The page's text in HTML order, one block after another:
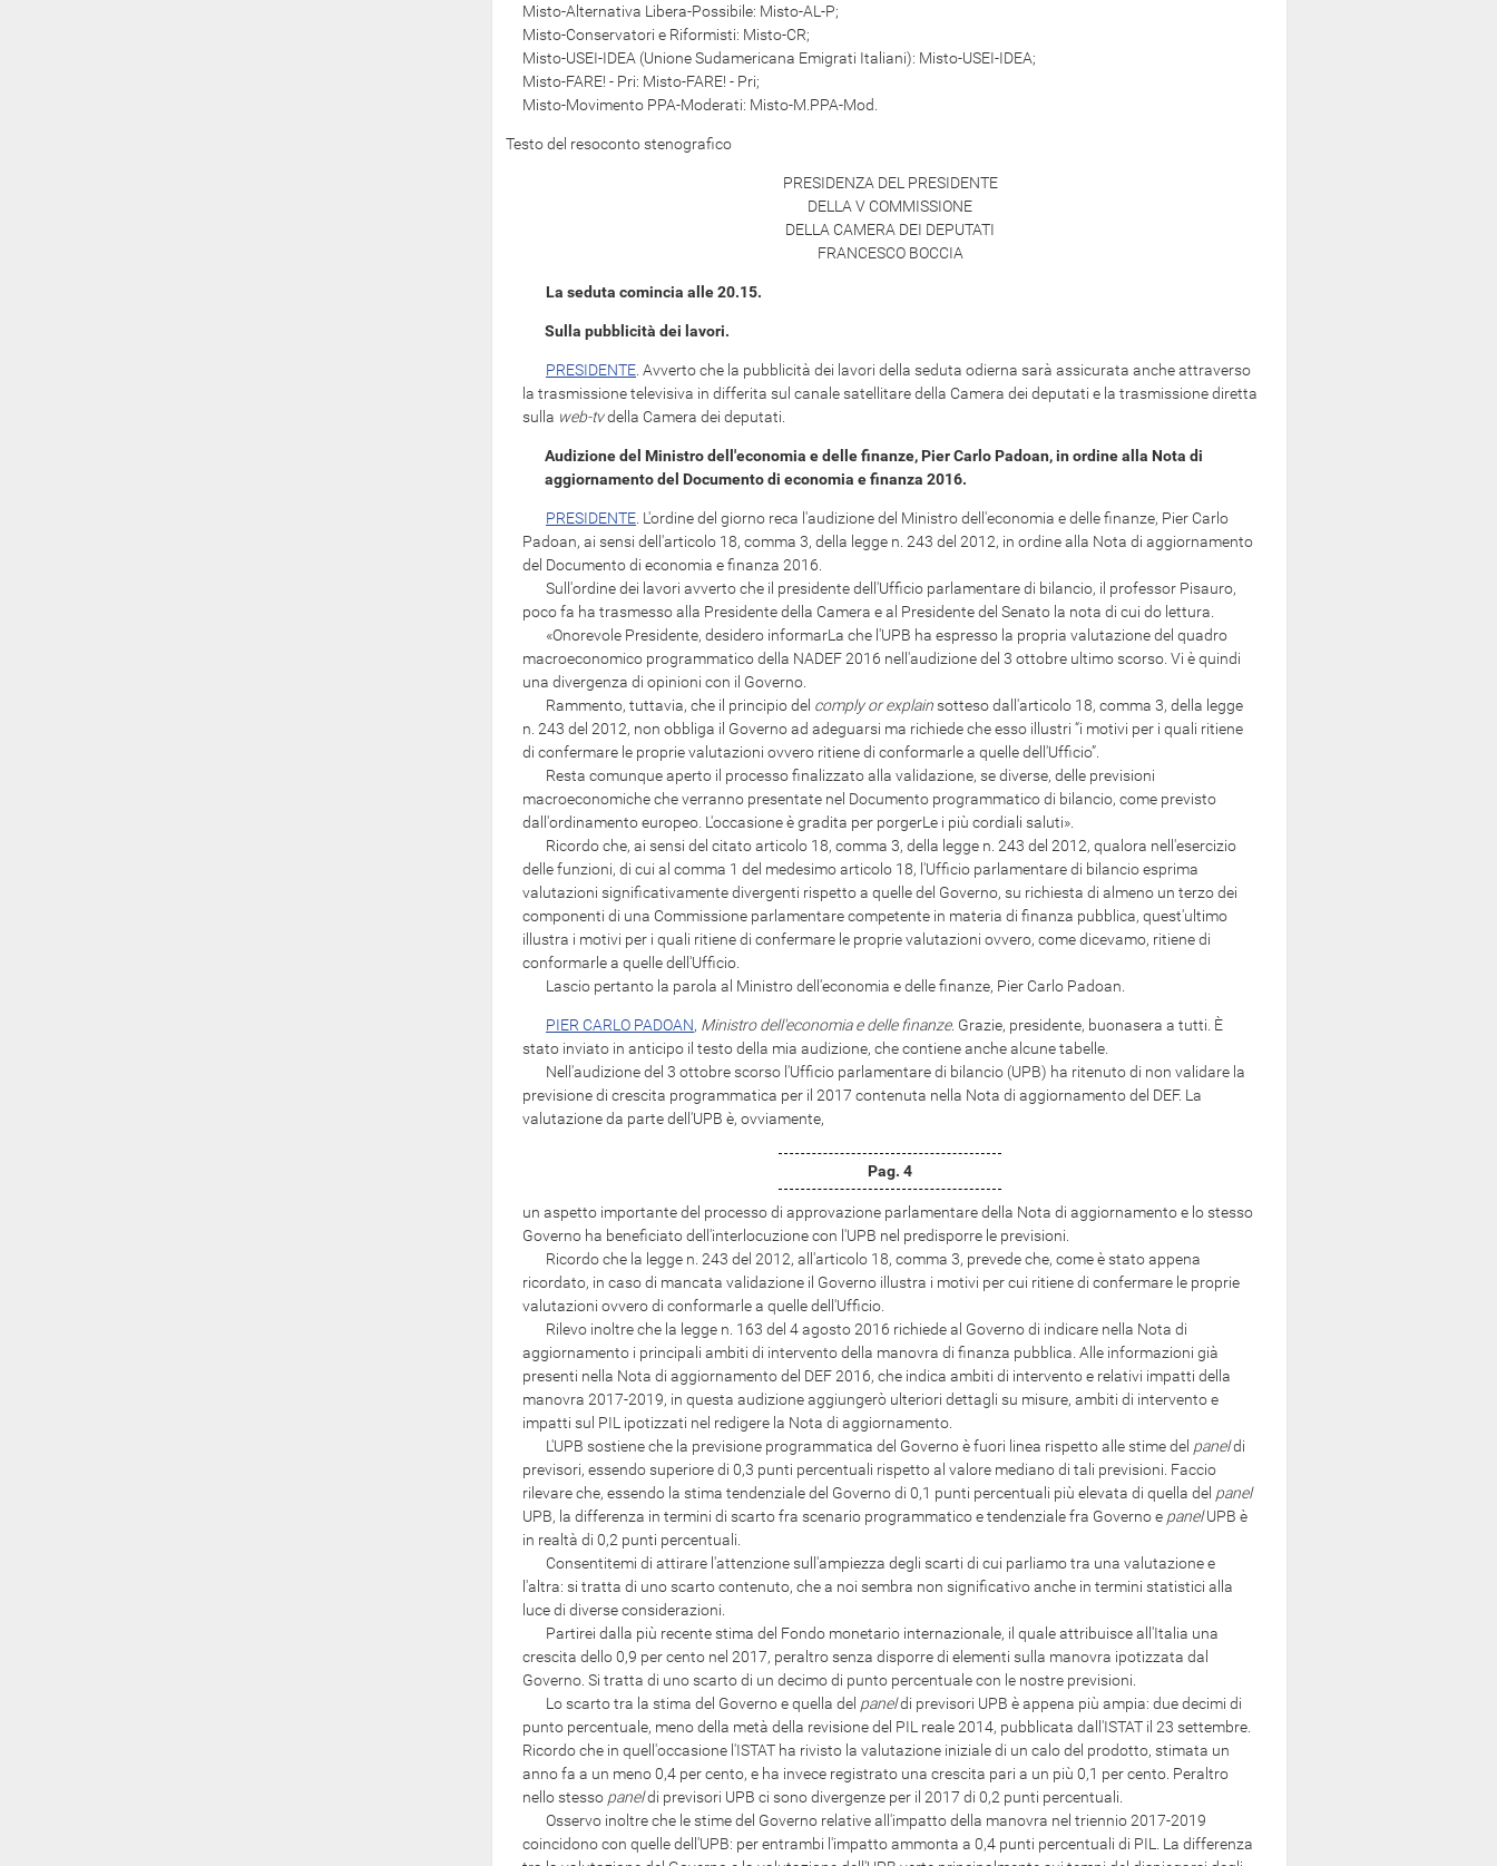
Misto-Alternativa Libera-Possibile: Misto-AL-P;
Misto-Conservatori e Riformisti: Misto-CR;
Misto-USEI-IDEA (Unione Sudamericana Emigrati Italiani): Misto-USEI-IDEA;
Misto-FARE! - Pri: Misto-FARE! - Pri;
Misto-Movimento PPA-Moderati: Misto-M.PPA-Mod.
Testo del resoconto stenografico
PRESIDENZA DEL PRESIDENTE
DELLA V COMMISSIONE
DELLA CAMERA DEI DEPUTATI
FRANCESCO BOCCIA
La seduta comincia alle 20.15.
Sulla pubblicità dei lavori.
PRESIDENTE . Avverto che la pubblicità dei lavori della seduta odierna sarà assicurata anche attraverso
la trasmissione televisiva in differita sul canale satellitare della Camera dei deputati e la trasmissione diretta
sulla web-tvdella Camera dei deputati.
Audizione del Ministro dell'economia e delle finanze, Pier Carlo Padoan, in ordine alla Nota di
aggiornamento del Documento di economia e finanza 2016.
PRESIDENTE . L'ordine del giorno reca l'audizione del Ministro dell'economia e delle finanze, Pier Carlo
Padoan, ai sensi dell'articolo 18, comma 3, della legge n. 243 del 2012, in ordine alla Nota di aggiornamento
del Documento di economia e finanza 2016.
Sull'ordine dei lavori avverto che il presidente dell'Ufficio parlamentare di bilancio, il professor Pisauro,
poco fa ha trasmesso alla Presidente della Camera e al Presidente del Senato la nota di cui do lettura.
«Onorevole Presidente, desidero informarLa che l'UPB ha espresso la propria valutazione del quadro
macroeconomico programmatico della NADEF 2016 nell'audizione del 3 ottobre ultimo scorso. Vi è quindi
una divergenza di opinioni con il Governo.
Rammento, tuttavia, che il principio del comply or explainsotteso dall'articolo 18, comma 3, della legge
n. 243 del 2012, non obbliga il Governo ad adeguarsi ma richiede che esso illustri “i motivi per i quali ritiene
di confermare le proprie valutazioni ovvero ritiene di conformarle a quelle dell'Ufficio”.
Resta comunque aperto il processo finalizzato alla validazione, se diverse, delle previsioni
macroeconomiche che verranno presentate nel Documento programmatico di bilancio, come previsto
dall'ordinamento europeo. L'occasione è gradita per porgerLe i più cordiali saluti».
Ricordo che, ai sensi del citato articolo 18, comma 3, della legge n. 243 del 2012, qualora nell'esercizio
delle funzioni, di cui al comma 1 del medesimo articolo 18, l'Ufficio parlamentare di bilancio esprima
valutazioni significativamente divergenti rispetto a quelle del Governo, su richiesta di almeno un terzo dei
componenti di una Commissione parlamentare competente in materia di finanza pubblica, quest'ultimo
illustra i motivi per i quali ritiene di confermare le proprie valutazioni ovvero, come dicevamo, ritiene di
conformarle a quelle dell'Ufficio.
Lascio pertanto la parola al Ministro dell'economia e delle finanze, Pier Carlo Padoan.
PIER CARLO PADOAN, Ministro dell'economia e delle finanze. Grazie, presidente, buonasera a tutti. È
stato inviato in anticipo il testo della mia audizione, che contiene anche alcune tabelle.
Nell'audizione del 3 ottobre scorso l'Ufficio parlamentare di bilancio (UPB) ha ritenuto di non validare la
previsione di crescita programmatica per il 2017 contenuta nella Nota di aggiornamento del DEF. La
valutazione da parte dell'UPB è, ovviamente,
Pag. 4
un aspetto importante del processo di approvazione parlamentare della Nota di aggiornamento e lo stesso
Governo ha beneficiato dell'interlocuzione con l'UPB nel predisporre le previsioni.
Ricordo che la legge n. 243 del 2012, all'articolo 18, comma 3, prevede che, come è stato appena
ricordato, in caso di mancata validazione il Governo illustra i motivi per cui ritiene di confermare le proprie
valutazioni ovvero di conformarle a quelle dell'Ufficio.
Rilevo inoltre che la legge n. 163 del 4 agosto 2016 richiede al Governo di indicare nella Nota di
aggiornamento i principali ambiti di intervento della manovra di finanza pubblica. Alle informazioni già
presenti nella Nota di aggiornamento del DEF 2016, che indica ambiti di intervento e relativi impatti della
manovra 2017-2019, in questa audizione aggiungerò ulteriori dettagli su misure, ambiti di intervento e
impatti sul PIL ipotizzati nel redigere la Nota di aggiornamento.
L'UPB sostiene che la previsione programmatica del Governo è fuori linea rispetto alle stime del paneldi
previsori, essendo superiore di 0,3 punti percentuali rispetto al valore mediano di tali previsioni. Faccio
rilevare che, essendo la stima tendenziale del Governo di 0,1 punti percentuali più elevata di quella del panel
UPB, la differenza in termini di scarto fra scenario programmatico e tendenziale fra Governo e panelUPB è
in realtà di 0,2 punti percentuali.
Consentitemi di attirare l'attenzione sull'ampiezza degli scarti di cui parliamo tra una valutazione e
l'altra: si tratta di uno scarto contenuto, che a noi sembra non significativo anche in termini statistici alla
luce di diverse considerazioni.
Partirei dalla più recente stima del Fondo monetario internazionale, il quale attribuisce all'Italia una
crescita dello 0,9 per cento nel 2017, peraltro senza disporre di elementi sulla manovra ipotizzata dal
Governo. Si tratta di uno scarto di un decimo di punto percentuale con le nostre previsioni.
Lo scarto tra la stima del Governo e quella del paneldi previsori UPB è appena più ampia: due decimi di
punto percentuale, meno della metà della revisione del PIL reale 2014, pubblicata dall'ISTAT il 23 settembre.
Ricordo che in quell'occasione l'ISTAT ha rivisto la valutazione iniziale di un calo del prodotto, stimata un
anno fa a un meno 0,4 per cento, e ha invece registrato una crescita pari a un più 0,1 per cento. Peraltro
nello stesso paneldi previsori UPB ci sono divergenze per il 2017 di 0,2 punti percentuali.
Osservo inoltre che le stime del Governo relative all'impatto della manovra nel triennio 2017-2019
coincidono con quelle dell'UPB: per entrambi l'impatto ammonta a 0,4 punti percentuali di PIL. La differenza